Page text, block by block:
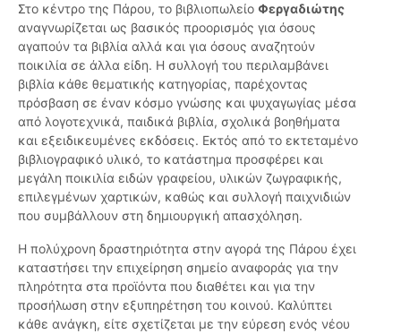
Στο κέντρο της Πάρου, το βιβλιοπωλείο Φεργαδιώτης
αναγνωρίζεται ως βασικός προορισμός για όσους
αγαπούν τα βιβλία αλλά και για όσους αναζητούν
ποικιλία σε άλλα είδη. Η συλλογή του περιλαμβάνει
βιβλία κάθε θεματικής κατηγορίας, παρέχοντας
πρόσβαση σε έναν κόσμο γνώσης και ψυχαγωγίας μέσα
από λογοτεχνικά, παιδικά βιβλία, σχολικά βοηθήματα
και εξειδικευμένες εκδόσεις. Εκτός από το εκτεταμένο
βιβλιογραφικό υλικό, το κατάστημα προσφέρει και
μεγάλη ποικιλία ειδών γραφείου, υλικών ζωγραφικής,
επιλεγμένων χαρτικών, καθώς και συλλογή παιχνιδιών
που συμβάλλουν στη δημιουργική απασχόληση.
Η πολύχρονη δραστηριότητα στην αγορά της Πάρου έχει
καταστήσει την επιχείρηση σημείο αναφοράς για την
πληρότητα στα προϊόντα που διαθέτει και για την
προσήλωση στην εξυπηρέτηση του κοινού. Καλύπτει
κάθε ανάγκη, είτε σχετίζεται με την εύρεση ενός νέου